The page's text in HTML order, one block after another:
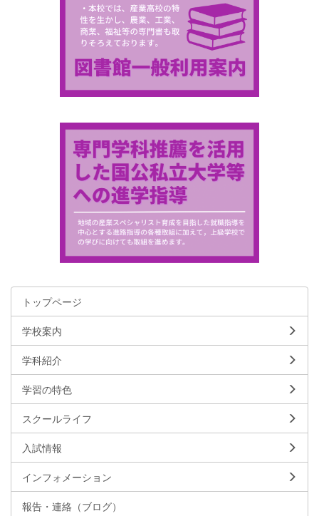
トップページ
学校案内
学科紹介
学習の特色
スクールライフ
入試情報
インフォメーション
報告・連絡（ブログ）